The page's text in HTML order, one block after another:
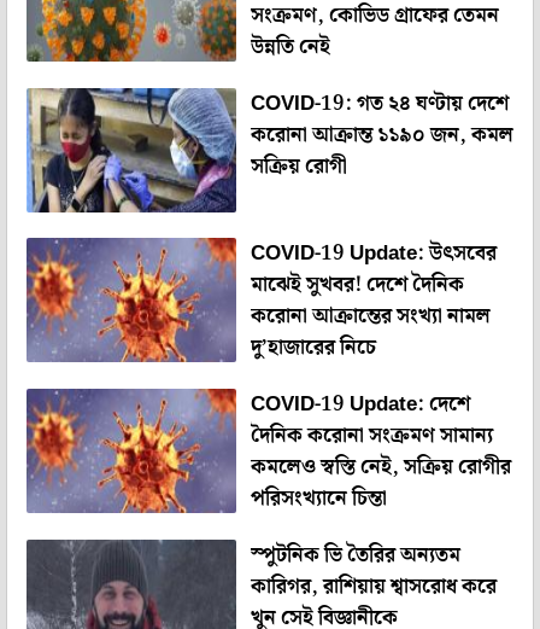
সংক্রমণ, কোভিড গ্রাফের তেমন
উন্নতি নেই
COVID-19: গত ২৪ ঘণ্টায় দেশে
করোনা আক্রান্ত ১১৯০ জন, কমল
সক্রিয় রোগী
COVID-19 Update: উৎসবের
মাঝেই সুখবর! দেশে দৈনিক
করোনা আক্রান্তের সংখ্যা নামল
দু’হাজারের নিচে
COVID-19 Update: দেশে
দৈনিক করোনা সংক্রমণ সামান্য
কমলেও স্বস্তি নেই, সক্রিয় রোগীর
পরিসংখ্যানে চিন্তা
স্পুটনিক ভি তৈরির অন্যতম
কারিগর, রাশিয়ায় শ্বাসরোধ করে
খুন সেই বিজ্ঞানীকে